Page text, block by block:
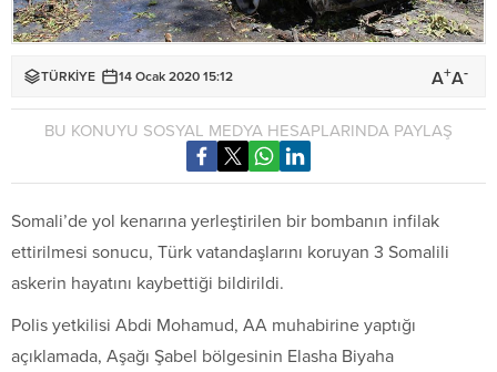
TÜRKİYE 14 Ocak 2020 15:12 A+A-
BU KONUYU SOSYAL MEDYA HESAPLARINDA PAYLAŞ
Somali’de yol kenarına yerleştirilen bir bombanın infilak
ettirilmesi sonucu, Türk vatandaşlarını koruyan 3 Somalili
askerin hayatını kaybettiği bildirildi.
Polis yetkilisi Abdi Mohamud, AA muhabirine yaptığı
açıklamada, Aşağı Şabel bölgesinin Elasha Biyaha